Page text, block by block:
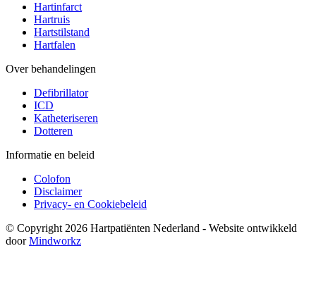
Hartinfarct
Hartruis
Hartstilstand
Hartfalen
Over behandelingen
Defibrillator
ICD
Katheteriseren
Dotteren
Informatie en beleid
Colofon
Disclaimer
Privacy- en Cookiebeleid
© Copyright 2026 Hartpatiënten Nederland - Website ontwikkeld
doorMindworkz